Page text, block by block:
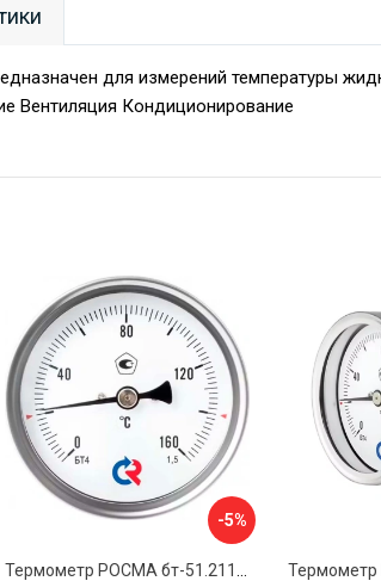
для измерений температуры
Вентиляция Кондиционирование
-5%